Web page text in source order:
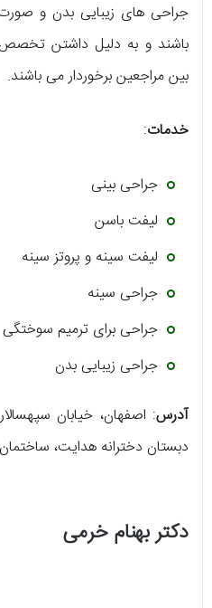
جراحی های زیبایی بدن و صورت
باشند و به دلیل داشتن
بین مراجعین برخوردار می باشند.
خدمات:
جراحی بینی
لیفت باسن
لیفت سینه و پروتز سینه
جراحی سینه
جراحی برای ترمیم سوختگی
جراحی زیبایی بدن
آدرس: اصفهان، خیابان
دبستان دخترانه هدایت،
دکتر بهنام خرمی